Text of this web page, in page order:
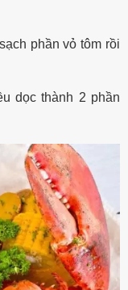
phần vỏ tôm rồi
dọc thành 2 phần